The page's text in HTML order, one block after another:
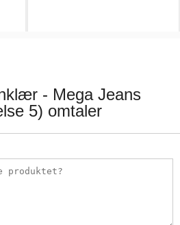
- Mega Jeans
5) omtaler